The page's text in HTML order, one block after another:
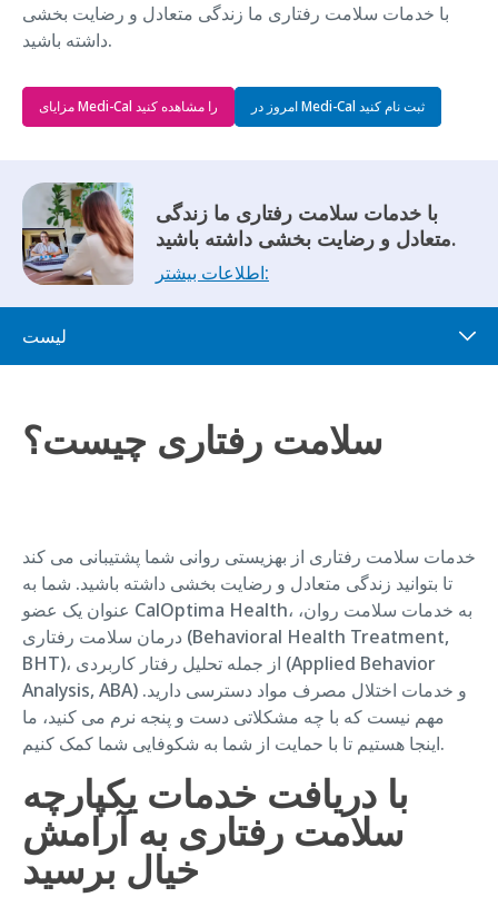
با خدمات سلامت رفتاری ما زندگی متعادل و رضایت بخشی
داشته باشید.
مزایای Medi-Cal را مشاهده کنید امروز در Medi-Cal ثبت نام کنید
با خدمات سلامت رفتاری ما زندگی
متعادل و رضایت بخشی داشته باشید.
اطلاعات بیشتر:
لیست
سلامت رفتاری چیست؟
خدمات سلامت رفتاری از بهزیستی روانی شما پشتیبانی می کند
تا بتوانید زندگی متعادل و رضایت بخشی داشته باشید. شما به
عنوان یک عضو CalOptima Health، به خدمات سلامت روان،
درمان سلامت رفتاری (Behavioral Health Treatment,
BHT)، از جمله تحلیل رفتار کاربردی (Applied Behavior
Analysis, ABA) و خدمات اختلال مصرف مواد دسترسی دارید.
مهم نیست که با چه مشکلاتی دست و پنجه نرم می کنید، ما
اینجا هستیم تا با حمایت از شما به شکوفایی شما کمک کنیم.
با دریافت خدمات یکپارچه
سلامت رفتاری به آرامش
خیال برسید